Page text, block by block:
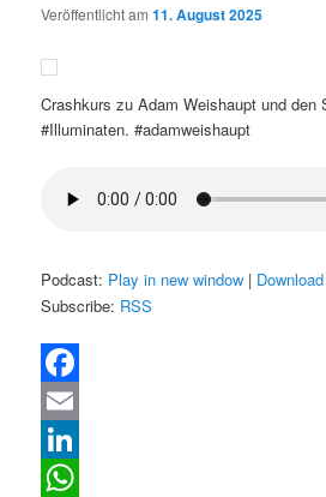
Veröffentlicht am11. August 2025
Crashkurs zu Adam Weishaupt und den
#Illuminaten. #adamweishaupt
Podcast: Play in new window | Download
Subscribe: RSS
Facebook
Email
LinkedIn